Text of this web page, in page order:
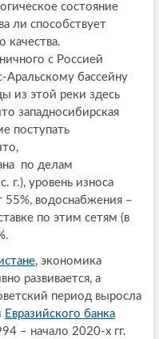
состояние
ли способствует
качества.
с Россией
Аральскому бассейну
из этой реки здесь
западносибирская
поступать
по делам
г.), уровень износа
55%, водоснабжения –
по этим сетям (в
, экономика
развивается, а
период выросла
Евразийского банка
– начало 2020-х гг.